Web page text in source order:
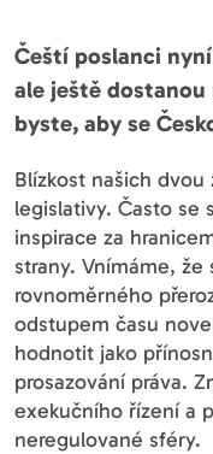
Čeští poslanci
ale ještě
byste, aby se
Blízkost našich
legislativy. Často se
inspirace za
strany. Vnímáme,
rovnoměrného
odstupem času
hodnotit jako
prosazování práva.
exekučního řízení a
neregulované sféry.